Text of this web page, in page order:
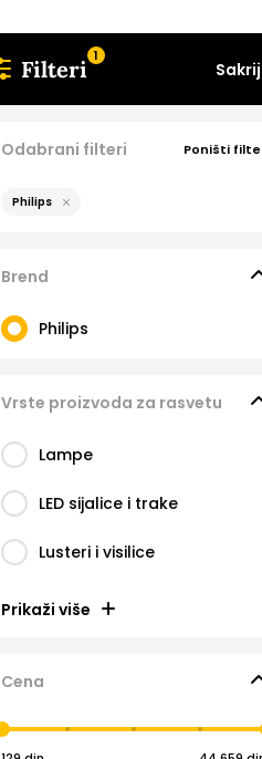
Filteri 1
Sakrij
Brend
Philips
Vrste proizvoda za rasvetu
Lampe
LED sijalice i trake
Lusteri i visilice
Prikaži više
Cena
Odabrani filteri Poništi
Philips